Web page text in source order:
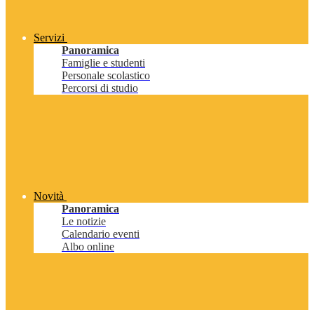
Servizi
Panoramica
Famiglie e studenti
Personale scolastico
Percorsi di studio
Novità
Panoramica
Le notizie
Calendario eventi
Albo online